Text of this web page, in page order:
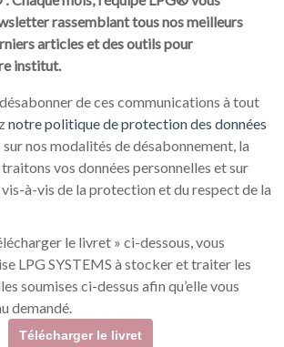
rassemblant tous nos meilleurs
articles et des outils pour
institut.
de ces communications à tout
notre politique de protection des données
nos modalités de désabonnement, la
vos données personnelles et sur
à-vis de la protection et du respect de la
le livret » ci-dessous, vous
LPG SYSTEMS à stocker et traiter les
soumises ci-dessus afin qu’elle vous
demandé.